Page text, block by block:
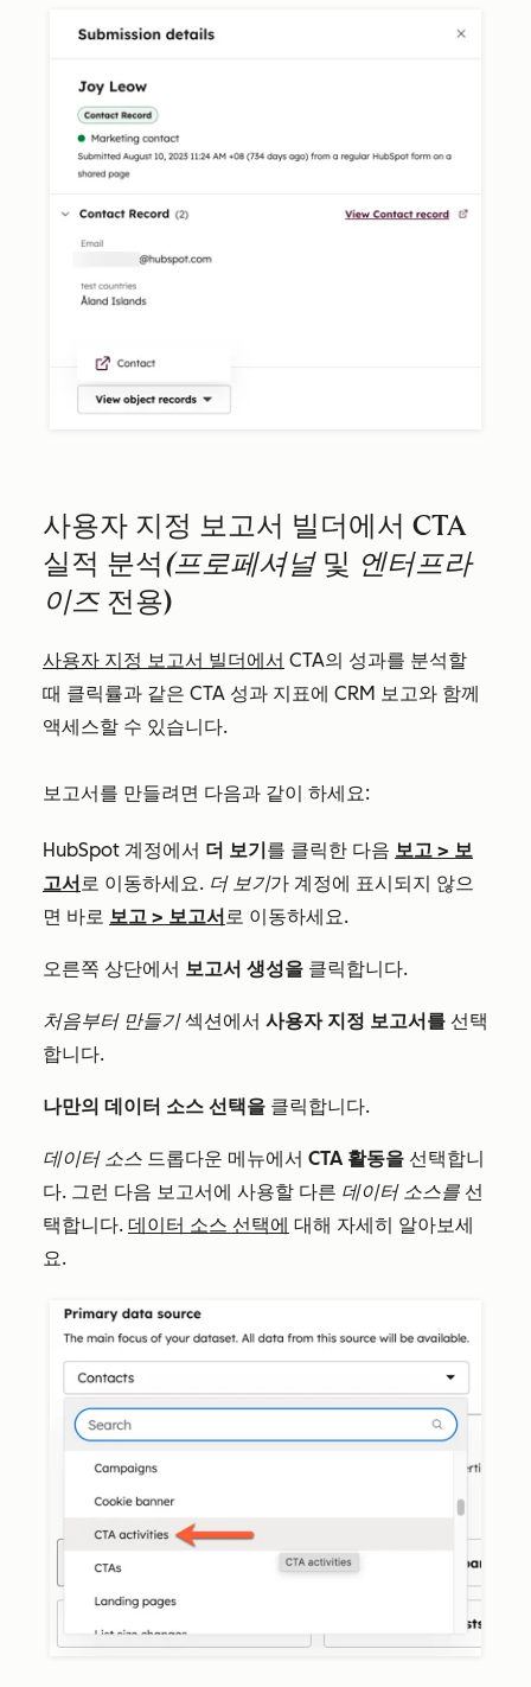
사용자 지정 보고서 빌더에서 CTA
실적 분석(프로페셔널 및 엔터프라
이즈 전용)
사용자 지정 보고서 빌더에서 CTA의 성과를 분석할
때 클릭률과 같은 CTA 성과 지표에 CRM 보고와 함께
액세스할 수 있습니다.
보고서를 만들려면 다음과 같이 하세요:
HubSpot 계정에서 더 보기를 클릭한 다음 보고 > 보
고서 로 이동하세요. 더 보기가 계정에 표시되지 않으
면 바로 보고 > 보고서 로 이동하세요.
오른쪽 상단에서 보고서 생성을 클릭합니다.
처음부터 만들기섹션에서 사용자 지정 보고서를 선택
합니다.
나만의 데이터 소스 선택을 클릭합니다.
데이터 소스 드롭다운 메뉴에서 CTA 활동을 선택합니
다. 그런 다음 보고서에 사용할 다른 데이터 소스를 선
택합니다. 데이터 소스 선택에 대해 자세히 알아보세
요.